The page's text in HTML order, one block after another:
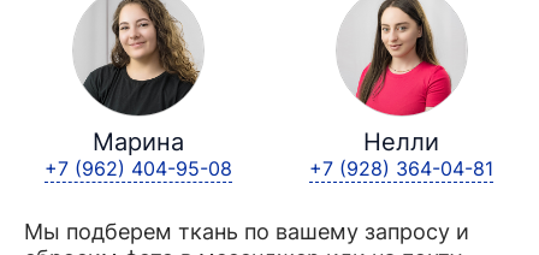
Марина
+7 (962) 404-95-08
Нелли
+7 (928) 364-04-81
Мы подберем ткань по вашему запросу и